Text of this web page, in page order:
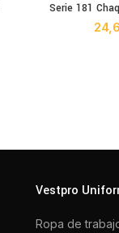
Serie 181
Vestpro
Ropa de